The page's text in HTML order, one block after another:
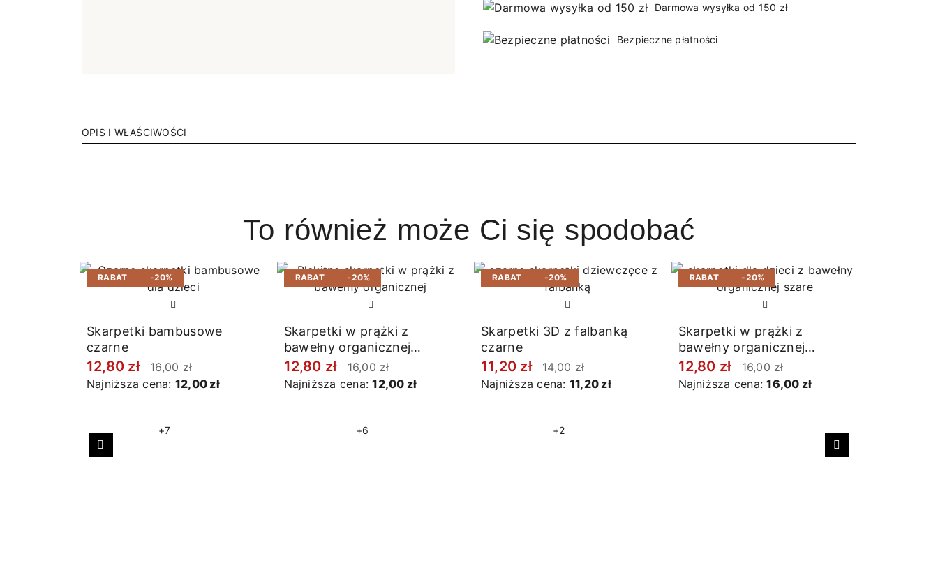
Darmowa wysyłka od 150 zł
Bezpieczne płatności
OPIS I WŁAŚCIWOŚCI
To również może Ci się spodobać
RABAT -20%
Skarpetki bambusowe
czarne
12,80 zł
16,00 zł
Najniższa cena: 12,00 zł
+7
RABAT -20%
Skarpetki w prążki z
bawełny organicznej
melanż błękitne
12,80 zł
16,00 zł
Najniższa cena:12,00 zł
+6
RABAT -20%
Skarpetki 3D z falbanką
czarne
11,20 zł
14,00 zł
Najniższa cena: 11,20 zł
+2
RABAT -20%
Skarpetki w prążki z
bawełny organicznej
jasnoszare
12,80 zł
16,00 zł
Najniższa cena:16,00 zł
Poprzedni Następny